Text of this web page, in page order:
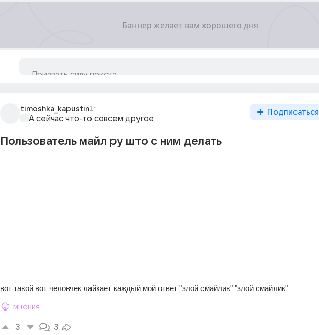
timoshka_kapustin1г
А сейчас что-то совсем другое
Подписаться
Пользователь майл ру што с ним делать
вот такой вот человчек лайкает каждый мой ответ "злой смайлик" "злой смайлик"
мнения
3 3